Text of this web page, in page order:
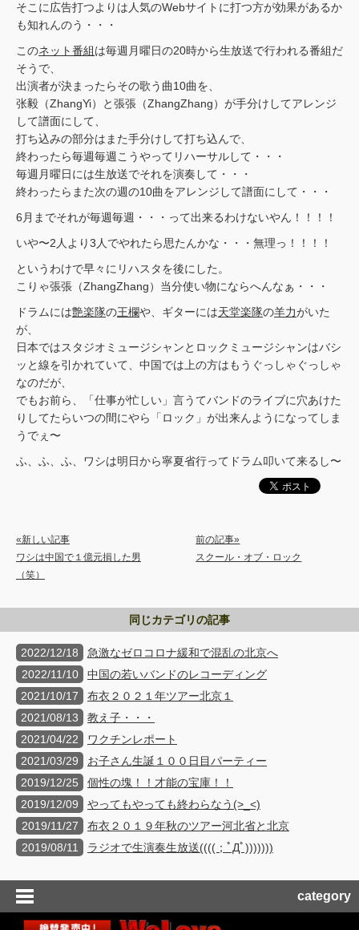
そこに広告打つよりは人気のWebサイトに打つ方が効果があるか
も知れんのう・・・
このネット番組は毎週月曜日の20時から生放送で行われる番組だ
そうで、
出演者が決まったらその歌う曲10曲を、
张毅（ZhangYi）と張張（ZhangZhang）が手分けしてアレンジ
して譜面にして、
打ち込みの部分はまた手分けして打ち込んで、
終わったら毎週毎週こうやってリハーサルして・・・
毎週月曜日には生放送でそれを演奏して・・・
終わったらまた次の週の10曲をアレンジして譜面にして・・・
6月までそれが毎週毎週・・・って出来るわけないやん！！！！
いや〜2人より3人でやれたら思たんかな・・・無理っ！！！！
というわけで早々にリハスタを後にした。
こりゃ張張（ZhangZhang）当分使い物にならへんなぁ・・・
ドラムには艶楽隊の王欄や、ギターには天堂楽隊の羊力がいた
が、
日本ではスタジオミュージシャンとロックミュージシャンはバシ
ッと線を引かれていて、中国では上の方はもうぐっしゃぐっしゃ
なのだが、
でもお前ら、「仕事が忙しい」言うてバンドのライブに穴あけた
りしてたらいつの間にやら「ロック」が出来んようになってしま
うでぇ〜
ふ、ふ、ふ、ワシは明日から寧夏省行ってドラム叩いて来るし〜
«新しい記事
ワシは中国で１億元損した男
（笑）
前の記事»
スクール・オブ・ロック
同じカテゴリの記事
2022/12/18
急激なゼロコロナ緩和で混乱の北京へ
2022/11/10
中国の若いバンドのレコーディング
2021/10/17
布衣２０２１年ツアー北京１
2021/08/13
教え子・・・
2021/04/22
ワクチンレポート
2021/03/29
お子さん生誕１００日目パーティー
2019/12/25
個性の塊！！才能の宝庫！！
2019/12/09
やってもやっても終わらなう(>_<)
2019/11/27
布衣２０１９年秋のツアー河北省と北京
2019/08/11
ラジオで生演奏生放送((((；ﾟДﾟ)))))))
category